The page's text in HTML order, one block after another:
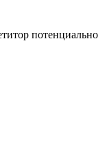
потенциально